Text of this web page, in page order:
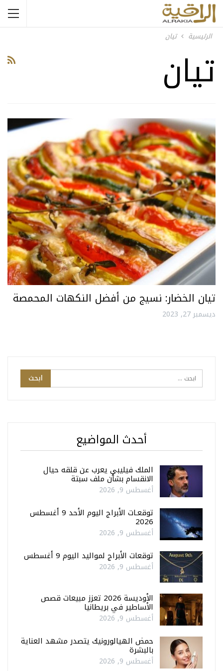
الرئيسية تيان
تيان
تيان الخضار: نسيج من أفضل النكهات المحمصة
ديسمبر 27, 2023
أحدث المواضيع
الملك فيليبي يعرب عن قلقه حيال
الانقسام بشأن ملف سبتة
أغسطس 9, 2026
توقعـات الأبراج اليوم الأحد 9 أغسطس
2026
أغسطس 9, 2026
توقعات الأبراج لمواليد اليوم 9 أغسطس
أغسطس 9, 2026
الأوديسة 2026 تعزز مبيعات قصص
الأساطير في بريطانيا
أغسطس 9, 2026
حمض الهيالورونيك يتصدر مشهد العناية
بالبشرة
أغسطس 9, 2026